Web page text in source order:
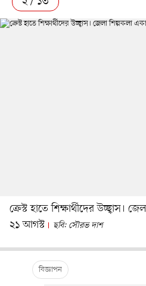
ক্রেস্ট হাতে শিক্ষার্থীদের উচ্ছ্বাস।
২১ আগস্ট
ছবি: সৌরভ দাশ